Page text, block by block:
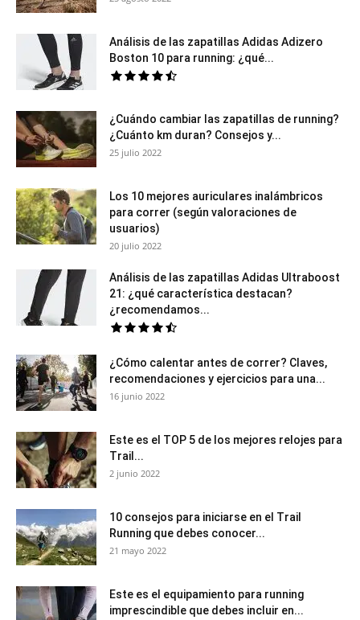
Análisis de las zapatillas Adidas Adizero
Boston 10 para running: ¿qué...
¿Cuándo cambiar las zapatillas de running?
¿Cuánto km duran? Consejos y...
25 julio 2022
Los 10 mejores auriculares inalámbricos
para correr (según valoraciones de
usuarios)
20 julio 2022
Análisis de las zapatillas Adidas Ultraboost
21: ¿qué característica destacan?
¿recomendamos...
¿Cómo calentar antes de correr? Claves,
recomendaciones y ejercicios para una...
16 junio 2022
Este es el TOP 5 de los mejores relojes para
Trail...
2 junio 2022
10 consejos para iniciarse en el Trail
Running que debes conocer...
21 mayo 2022
Este es el equipamiento para running
imprescindible que debes incluir en...